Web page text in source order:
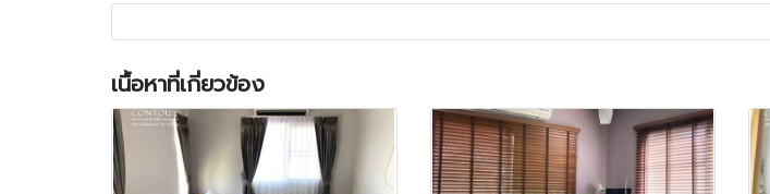
เนื้อหาที่เกี่ยวข้อง